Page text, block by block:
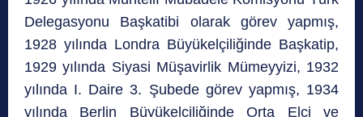
Delegasyonu Başkatibi olarak görev yapmış,
1928 yılında Londra Büyükelçiliğinde Başkatip,
1929 yılında Siyasi Müşavirlik Mümeyyizi, 1932
yılında I. Daire 3. Şubede görev yapmış, 1934
yılında Berlin Büyükelçiliğinde Orta Elçi ve